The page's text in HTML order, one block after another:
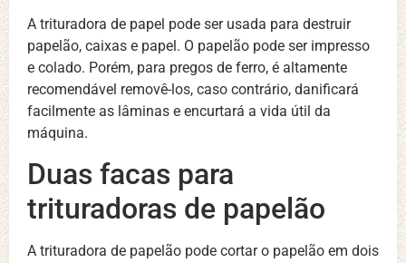
A trituradora de papel pode ser usada para destruir
papelão, caixas e papel. O papelão pode ser impresso
e colado. Porém, para pregos de ferro, é altamente
recomendável removê-los, caso contrário, danificará
facilmente as lâminas e encurtará a vida útil da
máquina.
Duas facas para
trituradoras de papelão
A trituradora de papelão pode cortar o papelão em dois